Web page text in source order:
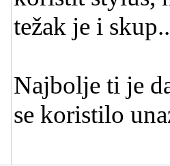
težak je i
Najbolje ti je
se koristilo